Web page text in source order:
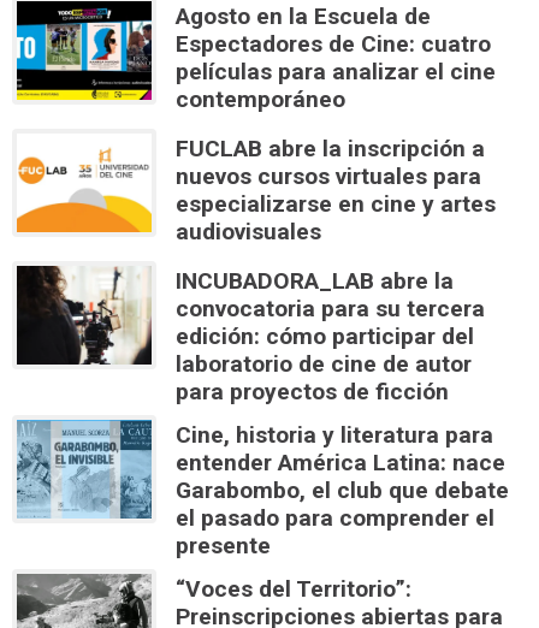
Agosto en la Escuela de
Espectadores de Cine: cuatro
películas para analizar el cine
contemporáneo
FUCLAB abre la inscripción a
nuevos cursos virtuales para
especializarse en cine y artes
audiovisuales
INCUBADORA_LAB abre la
convocatoria para su tercera
edición: cómo participar del
laboratorio de cine de autor
para proyectos de ficción
Cine, historia y literatura para
entender América Latina: nace
Garabombo, el club que debate
el pasado para comprender el
presente
“Voces del Territorio”:
Preinscripciones abiertas para